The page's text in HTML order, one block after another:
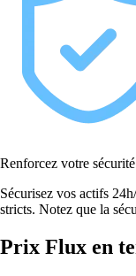
Renforcez votre sécurité
Sécurisez vos actifs
stricts. Notez que la
Prix Flux en